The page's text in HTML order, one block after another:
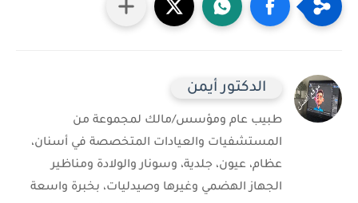
الدكتور أيمن
طبيب عام ومؤسس/مالك لمجموعة من
المستشفيات والعيادات المتخصصة في أسنان،
عظام، عيون، جلدية، وسونار والولادة ومناظير
الجهاز الهضمي وغيرها وصيدليات، بخبرة واسعة